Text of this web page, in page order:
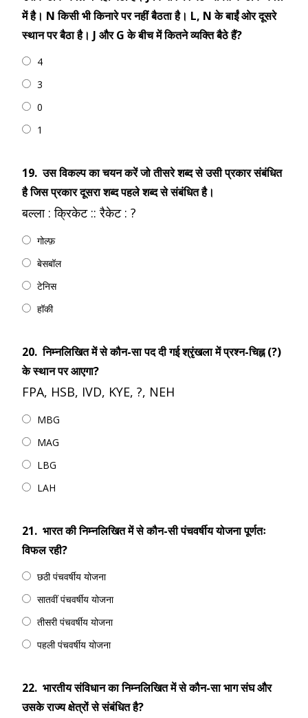
में है। N किसी भी किनारे पर नहीं बैठता है। L, N के बाईं ओर दूसरे
स्थान पर बैठा है। J और G के बीच में कितने व्यक्ति बैठे हैं?
4
3
0
1
19. उस विकल्प का चयन करें जो तीसरे शब्द से उसी प्रकार संबंधित
है जिस प्रकार दूसरा शब्द पहले शब्द से संबंधित है।
बल्ला : क्रिकेट :: रैकेट : ?
गोल्फ़
बेसबॉल
टेनिस
हॉकी
20. निम्नलिखित में से कौन-सा पद दी गई श्रृंखला में प्रश्न-चिह्न (?)
के स्थान पर आएगा?
FPA, HSB, IVD, KYE, ?, NEH
MBG
MAG
LBG
LAH
21. भारत की निम्नलिखित में से कौन-सी पंचवर्षीय योजना पूर्णतः
विफल रही?
छठी पंचवर्षीय योजना
सातवीं पंचवर्षीय योजना
तीसरी पंचवर्षीय योजना
पहली पंचवर्षीय योजना
22. भारतीय संविधान का निम्नलिखित में से कौन-सा भाग संघ और
उसके राज्य क्षेत्रों से संबंधित है?